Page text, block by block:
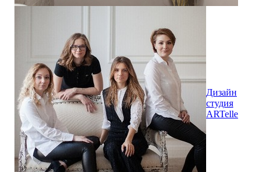
Дизайн
студия
ARTelle